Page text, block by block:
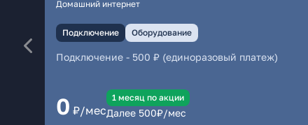
Домашний интернет
Подключение Оборудование
Подключение - 500 ₽ (единоразовый платеж)
0 ₽/мес
1 месяц по акции
Далее 500₽/мес